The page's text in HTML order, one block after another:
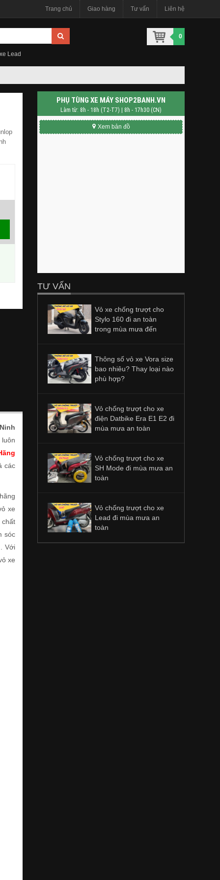
Trang chủ Giao hàng Tư vấn Liên hệ
Lead
0
Ninh
các
xe
sóc
. Với
xe
PHỤ TÙNG XE MÁY SHOP2BANH.VN
Làm từ: 8h - 18h (T2-T7) | 8h - 17h30 (CN)
Xem bản đồ
TƯ VẤN
Vỏ xe chống trượt cho
Stylo 160 đi an toàn
trong mùa mưa đến
Thông số vỏ xe Vora size
bao nhiêu? Thay loại nào
phù hợp?
Vỏ chống trượt cho xe
điện Datbike Era E1 E2 đi
mùa mưa an toàn
Vỏ chống trượt cho xe
SH Mode đi mùa mưa an
toàn
Vỏ chống trượt cho xe
Lead đi mùa mưa an
toàn